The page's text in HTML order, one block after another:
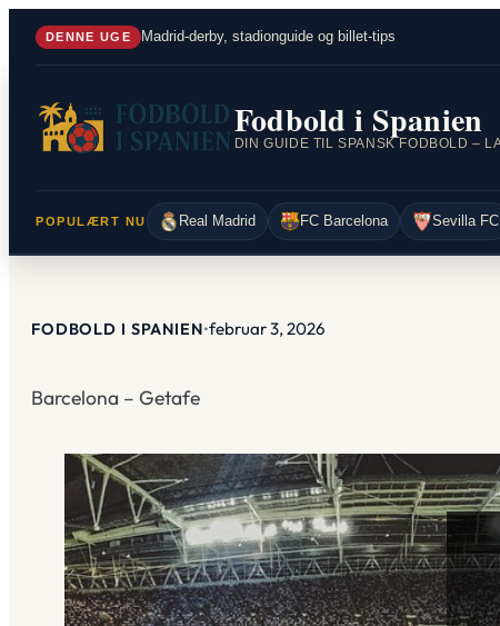
Spring
DENNE UGE Madrid-derby, stadionguide og billet-tips
Fodbold i Spanien
POPULÆRT NU Real Madrid FC Barcelona Sevilla FC
FODBOLD I SPANIEN•februar 3, 2026
Barcelona – Getafe